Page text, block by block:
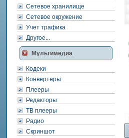
Сетевое хранилище
Сетевое окружение
Учет трафика
Другое...
Мультимедиа
Кодеки
Конвертеры
Плееры
Редакторы
ТВ плееры
Радио
Скриншот